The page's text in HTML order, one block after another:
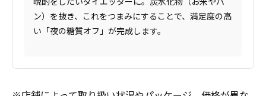
ン）を抜き、これをつまみにすることで、満足度の高
い「夜の糖質オフ」が完成します。